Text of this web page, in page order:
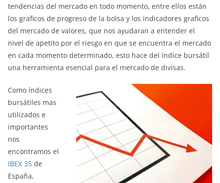
tendencias del mercado en todo momento, entre ellos están
los graficos de progreso de la bolsa y los indicadores graficos
del mercado de valores, que nos ayudaran a entender el
nivel de apetito por el riesgo en que se encuentra el mercado
en cada momento determinado, esto hace del índice bursátil
una herramienta esencial para el mercado de divisas.
Como índices
bursátiles mas
utilizados e
importantes
nos
encontramos el
IBEX 35 de
España,